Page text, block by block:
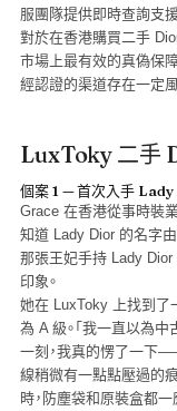
服團隊提供即時查詢支
對於在香港購買二手
市場上最有效的真偽保
經認證的渠道存在一定
LuxToky 二手
個案 1 — 首次入手
Grace 在香港從事時裝
知道 Lady Dior 的名字
那張王妃手持 Lady Dior
印象。
她在 LuxToky 上找到了
為 A 級。「我一直以為
一刻，我真的愣了一下
線稍微有一點點壓過的
時，防塵袋和原裝盒都